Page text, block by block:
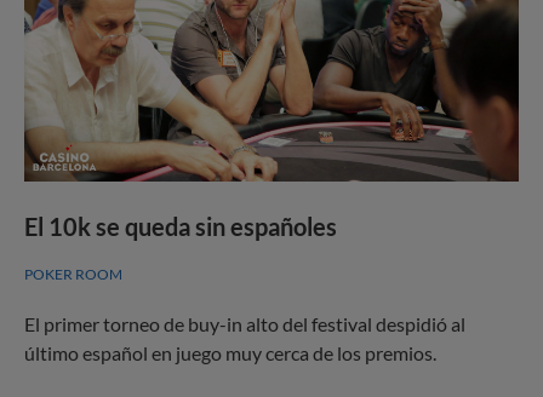
El 10k se queda sin españoles
POKER ROOM
El primer torneo de buy-in alto del festival despidió al
último español en juego muy cerca de los premios.